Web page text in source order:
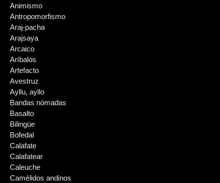
Animismo
Antropomorfismo
Araj-pacha
Arajsaya
Arcaico
Aríbalos
Artefacto
Avestruz
Ayllu, ayllo
Bandas nómadas
Basalto
Bilingüe
Bofedal
Calafate
Calafatear
Caleuche
Camélidos andinos